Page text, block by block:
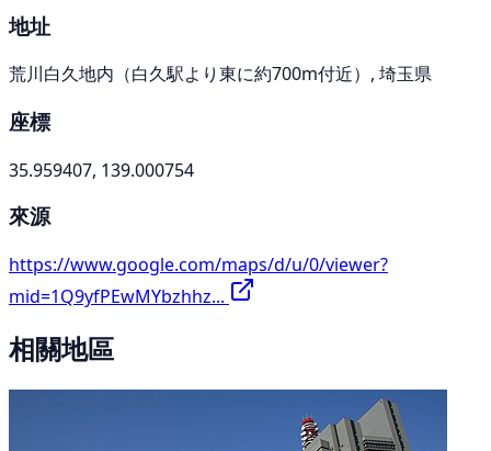
地址
荒川白久地内（白久駅より東に約700m付近）, 埼玉県
座標
35.959407, 139.000754
來源
https://www.google.com/maps/d/u/0/viewer?
mid=1Q9yfPEwMYbzhhz...
相關地區